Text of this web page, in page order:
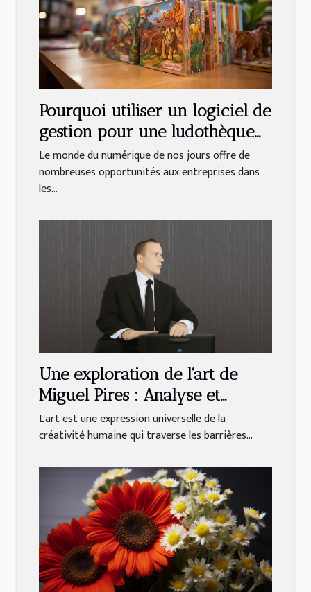
Pourquoi utiliser un logiciel de
gestion pour une ludothèque
et une médiathèque ?
Le monde du numérique de nos jours offre de
nombreuses opportunités aux entreprises dans
les...
Une exploration de l'art de
Miguel Pires : Analyse et
interprétation
L'art est une expression universelle de la
créativité humaine qui traverse les barrières...